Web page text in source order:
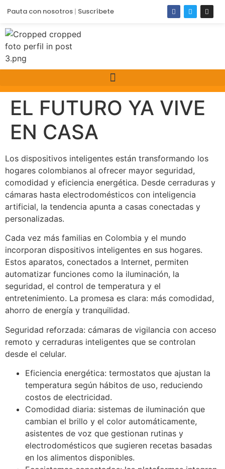
Pauta con nosotros Suscríbete
EL FUTURO YA VIVE
EN CASA
Los dispositivos inteligentes están transformando los
hogares colombianos al ofrecer mayor seguridad,
comodidad y eficiencia energética. Desde cerraduras y
cámaras hasta electrodomésticos con inteligencia
artificial, la tendencia apunta a casas conectadas y
personalizadas.
Cada vez más familias en Colombia y el mundo
incorporan dispositivos inteligentes en sus hogares.
Estos aparatos, conectados a Internet, permiten
automatizar funciones como la iluminación, la
seguridad, el control de temperatura y el
entretenimiento. La promesa es clara: más comodidad,
ahorro de energía y tranquilidad.
Seguridad reforzada: cámaras de vigilancia con acceso
remoto y cerraduras inteligentes que se controlan
desde el celular.
Eficiencia energética: termostatos que ajustan la
temperatura según hábitos de uso, reduciendo
costos de electricidad.
Comodidad diaria: sistemas de iluminación que
cambian el brillo y el color automáticamente,
asistentes de voz que gestionan rutinas y
electrodomésticos que sugieren recetas basadas
en los alimentos disponibles.